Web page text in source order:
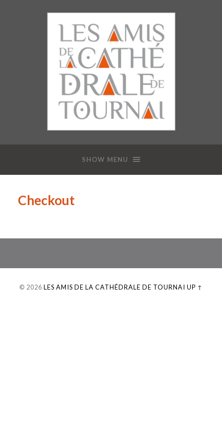
SHOW MENU
Checkout
© 2026 LES AMIS DE LA CATHÉDRALE DE TOURNAI UP ↑